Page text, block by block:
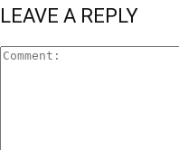
LEAVE A REPLY